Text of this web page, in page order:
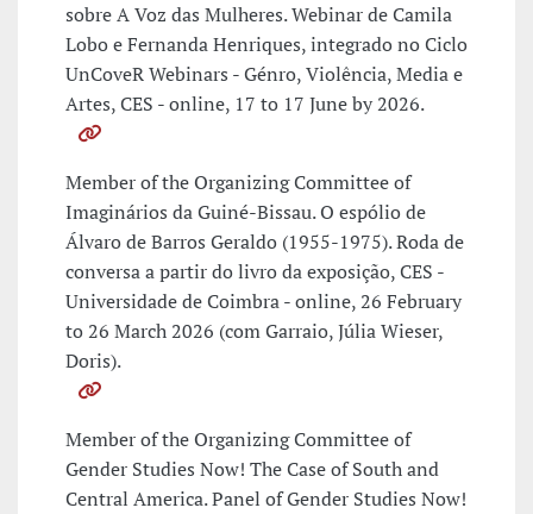
sobre A Voz das Mulheres. Webinar de Camila
Lobo e Fernanda Henriques, integrado no Ciclo
UnCoveR Webinars - Génro, Violência, Media e
Artes, CES - online, 17 to 17 June by 2026.
Member of the Organizing Committee of
Imaginários da Guiné-Bissau. O espólio de
Álvaro de Barros Geraldo (1955-1975). Roda de
conversa a partir do livro da exposição, CES -
Universidade de Coimbra - online, 26 February
to 26 March 2026 (com Garraio, Júlia Wieser,
Doris).
Member of the Organizing Committee of
Gender Studies Now! The Case of South and
Central America. Panel of Gender Studies Now!